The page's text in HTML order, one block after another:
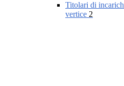
Titolari di
vertice 2